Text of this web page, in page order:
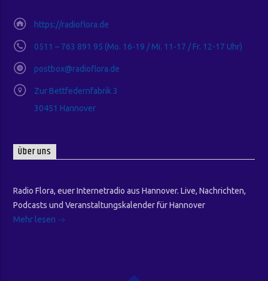
https://radioflora.de
0511 – 763 891 95 (Mo. 16-19 / Mi. 11-17 / Fr. 12-17 Uhr)
postbox@radioflora.de
Zur Bettfedernfabrik 3
30451 Hannover
Über uns
Radio Flora, euer Internetradio aus Hannover. Live, Nachrichten,
Podcasts und Veranstaltungskalender für Hannover
Mehr lesen